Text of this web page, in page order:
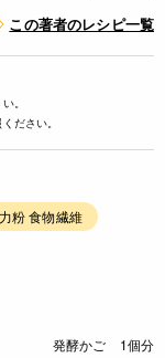
この著者のレシピ一覧
。
ださい。
粉 食物繊維
発酵かご 1個分